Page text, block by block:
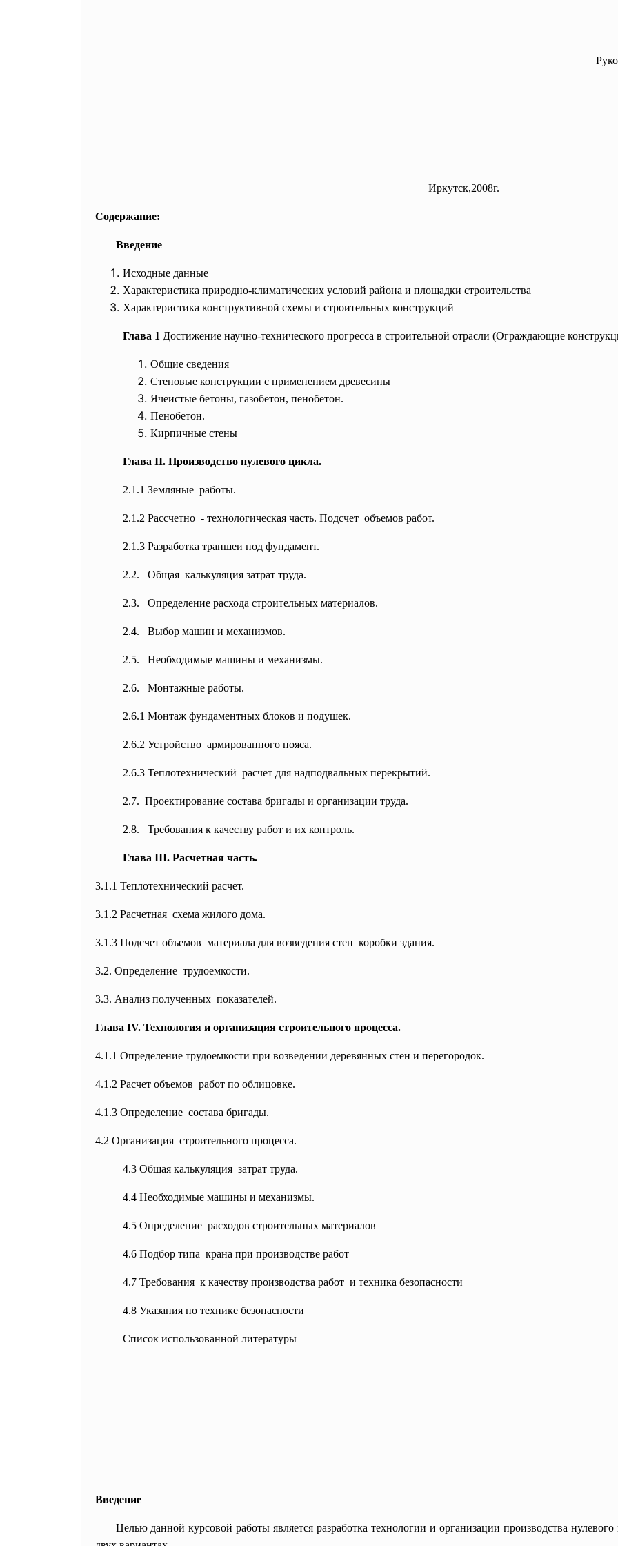
Иркутск,2008г.
Содержание:
Введение
Исходные данные
Характеристика природно-климатических условий района и площадки строительства
Характеристика конструктивной схемы и строительных конструкций
Глава 1 Достижение научно-технического прогресса в строительной отрасли (Ограждающие
Общие сведения
Стеновые конструкции с применением древесины
Ячеистые бетоны, газобетон, пенобетон.
Пенобетон.
Кирпичные стены
Глава II. Производство нулевого цикла.
2.1.1 Земляные работы.
2.1.2 Рассчетно - технологическая часть. Подсчет объемов работ.
2.1.3 Разработка траншеи под фундамент.
2.2. Общая калькуляция затрат труда.
2.3. Определение расхода строительных материалов.
2.4. Выбор машин и механизмов.
2.5. Необходимые машины и механизмы.
2.6. Монтажные работы.
2.6.1 Монтаж фундаментных блоков и подушек.
2.6.2 Устройство армированного пояса.
2.6.3 Теплотехнический расчет для надподвальных перекрытий.
2.7. Проектирование состава бригады и организации труда.
2.8. Требования к качеству работ и их контроль.
Глава III. Расчетная часть.
3.1.1 Теплотехнический расчет.
3.1.2 Расчетная схема жилого дома.
3.1.3 Подсчет объемов материала для возведения стен коробки здания.
3.2. Определение трудоемкости.
3.3. Анализ полученных показателей.
Глава IV. Технология и организация строительного процесса.
4.1.1 Определение трудоемкости при возведении деревянных стен и перегородок.
4.1.2 Расчет объемов работ по облицовке.
4.1.3 Определение состава бригады.
4.2 Организация строительного процесса.
4.3 Общая калькуляция затрат труда.
4.4 Необходимые машины и механизмы.
4.5 Определение расходов строительных материалов
4.6 Подбор типа крана при производстве работ
4.7 Требования к качеству производства работ и техника безопасности
4.8 Указания по технике безопасности
Список использованной литературы
Введение
Целью данной курсовой работы является разработка технологии и организации производства